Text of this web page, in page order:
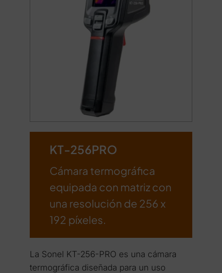
KT-256PRO
Cámara termográfica
equipada con matriz con
una resolución de 256 x
192 píxeles.
La Sonel KT-256-PRO es una cámara
termográfica diseñada para un uso